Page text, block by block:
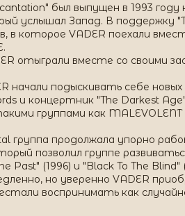
был выпущен в 1993 году
услышал Запад. В поддержку
в которое VADER поехали
отыграли вместе со своими
начали подыскивать себе
и концертник "The Darkest
группами как MALEVOLENT
группа продолжала упорно
позволил группе
Past" (1996) и "Black To The Blind"
но уверенно VADER
воспринимать как